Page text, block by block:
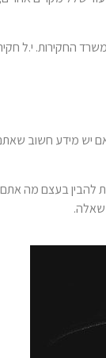
החקירות. י.ל
יש מידע חשוב
בעצם מה אתם
שאלה.